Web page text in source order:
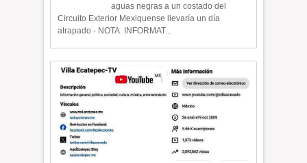
aguas negras a un costado del
Circuito Exterior Mexiquense llevaría un día
atrapado - NOTA INFORMAT...